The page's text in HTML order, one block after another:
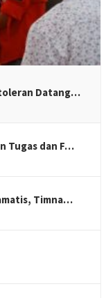
Datang…
Tugas dan F…
Timna…